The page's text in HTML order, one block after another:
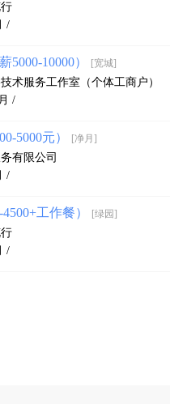
/
5000-10000） [宽城]
术服务工作室（个体工商户）
/
5000元） [净月]
有限公司
/
工作餐） [绿园]
/